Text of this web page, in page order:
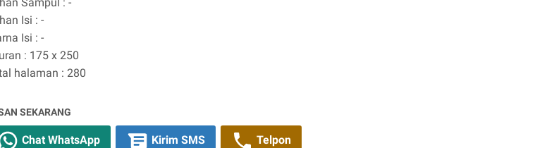
Isi : -
Isi : -
: 175 x 250
halaman : 280
SEKARANG
Chat WhatsApp Kirim SMS Telpon